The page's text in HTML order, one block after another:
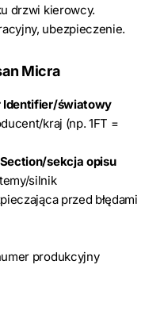
drzwi kierowcy.
ubezpieczenie.
Micra
Identifier/światowy
kraj (np. 1FT =
sekcja opisu
silnik
przed błędami
produkcyjny